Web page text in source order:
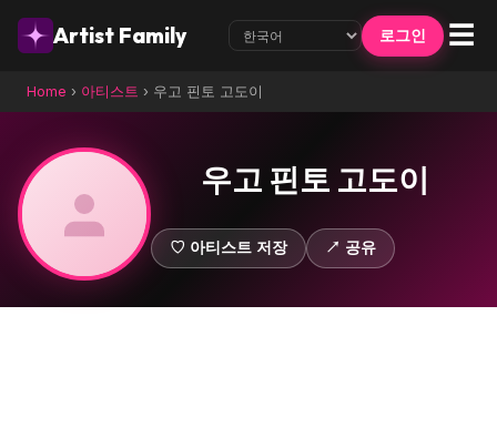
Artist Family 로그인 ☰
Home › 아티스트 › 우고 핀토 고도이
우고 핀토 고도이
♡ 아티스트 저장 ↗ 공유